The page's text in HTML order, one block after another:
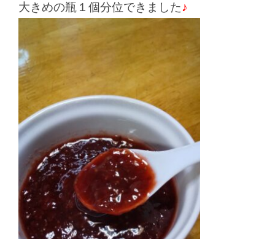
大きめの瓶１個分位できました♪